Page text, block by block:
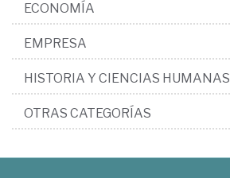
ECONOMÍA
EMPRESA
HISTORIA Y CIENCIAS HUMANAS
OTRAS CATEGORÍAS